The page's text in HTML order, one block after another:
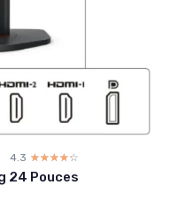
4.3 ☆☆☆☆☆
★★★★★
24 Pouces